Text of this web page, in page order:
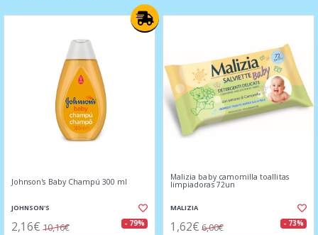
Johnson's Baby Champú 300 ml
JOHNSON'S
2,16€ 10,16€ - 79%
Malizia baby camomilla toallitas
limpiadoras 72un
MALIZIA
1,62€ 6,00€ - 73%